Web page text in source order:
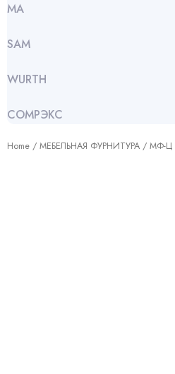
МА
SАМ
WURTH
СОМРЭКС
Home / МЕБЕЛЬНАЯ ФУРНИТУРА / МФ-Ц